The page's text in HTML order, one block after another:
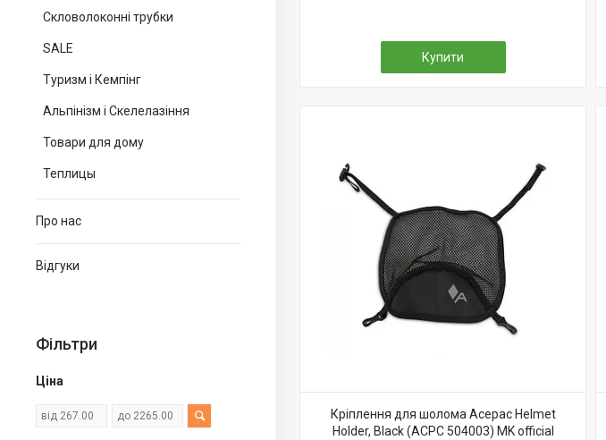
Скловолоконні трубки
SALE
Туризм і Кемпінг
Альпінізм і Скелелазіння
Товари для дому
Теплицы
Про нас
Відгуки
Фільтри
Ціна
Купити
Кріплення для шолома Acepac Helmet
Holder, Black (ACPC 504003) MK official